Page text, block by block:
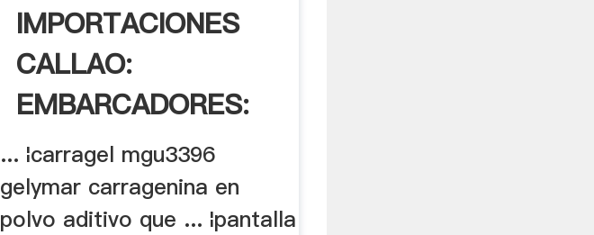
IMPORTACIONES
CALLAO:
EMBARCADORES:
12 .
... ¦carragel mgu3396
gelymar carragenina en
polvo aditivo que ... ¦pantalla